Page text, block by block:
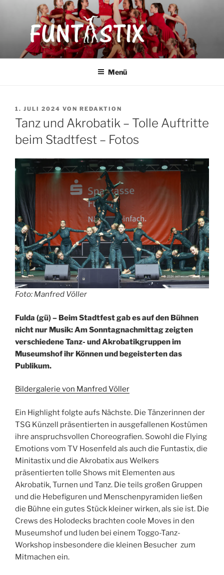
FUNTASTIX
Showakrobatik
Menü
VERÖFFENTLICHT
AM
1. JULI 2024 VON REDAKTION
Tanz und Akrobatik – Tolle Auftritte
beim Stadtfest – Fotos
Foto: Manfred Völler
Fulda (gü) – Beim Stadtfest gab es auf den Bühnen
nicht nur Musik: Am Sonntagnachmittag zeigten
verschiedene Tanz- und Akrobatikgruppen im
Museumshof ihr Können und begeisterten das
Publikum.
Bildergalerie von Manfred Völler
Ein Highlight folgte aufs Nächste. Die Tänzerinnen der
TSG Künzell präsentierten in ausgefallenen Kostümen
ihre anspruchsvollen Choreografien. Sowohl die Flying
Emotions vom TV Hosenfeld als auch die Funtastix, die
Minitastix und die Akrobatix aus Welkers
präsentierten tolle Shows mit Elementen aus
Akrobatik, Turnen und Tanz. Die teils großen Gruppen
und die Hebefiguren und Menschenpyramiden ließen
die Bühne ein gutes Stück kleiner wirken, als sie ist. Die
Crews des Holodecks brachten coole Moves in den
Museumshof und luden bei einem Toggo-Tanz-
Workshop insbesondere die kleinen Besucher zum
Mitmachen ein.